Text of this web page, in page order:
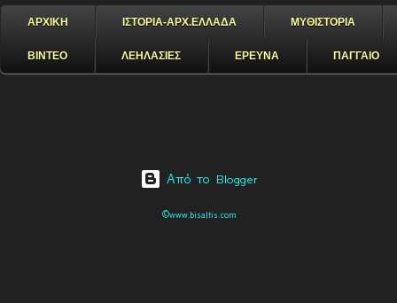
ΑΡΧΙΚΗ ΙΣΤΟΡΙΑ-ΑΡΧ.ΕΛΛΑΔΑ ΜΥΘΙΣΤΟΡΙΑ
ΒΙΝΤΕΟ ΛΕΗΛΑΣΙΕΣ ΕΡΕΥΝΑ ΠΑΓΓΑΙΟ
Από το Blogger
©www.bisaltis.com